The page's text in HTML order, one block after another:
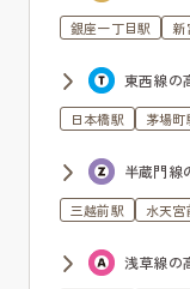
銀座一丁目駅 新
東西線の
日本橋駅 茅場町
半蔵門線
三越前駅 水天宮
浅草線の